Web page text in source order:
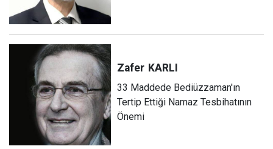
Zafer KARLI
33 Maddede Bediüzzaman'ın
Tertip Ettiği Namaz Tesbihatının
Önemi